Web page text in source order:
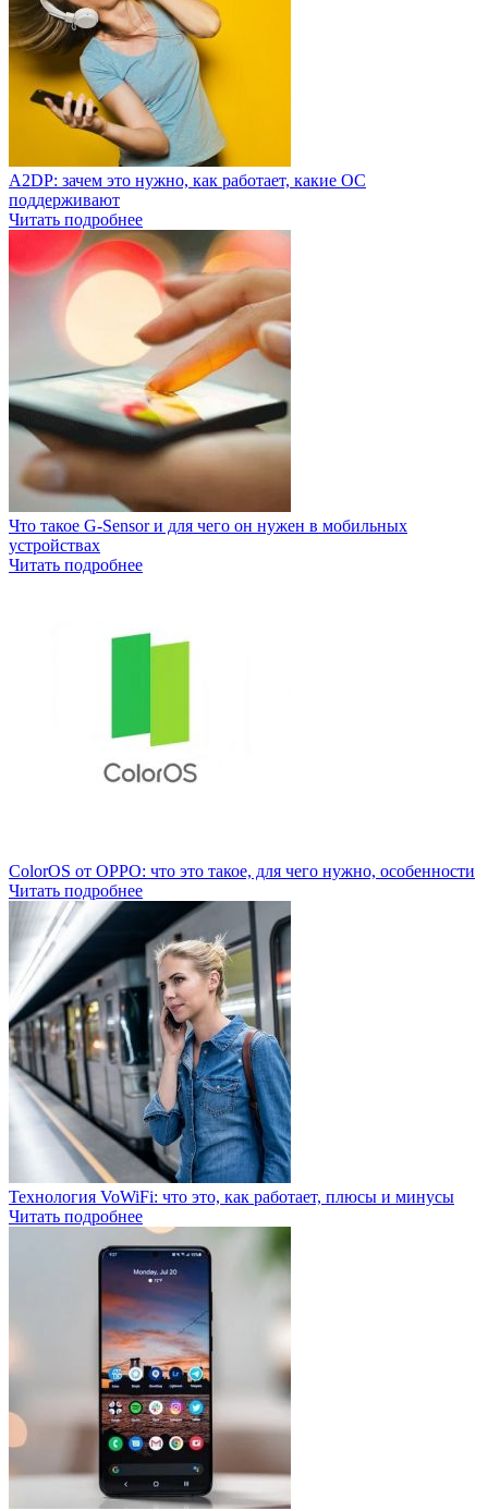
A2DP: зачем это нужно, как работает, какие ОС
поддерживают
Читать подробнее
Что такое G-Sensor и для чего он нужен в мобильных
устройствах
Читать подробнее
ColorOS от OPPO: что это такое, для чего нужно, особенности
Читать подробнее
Технология VoWiFi: что это, как работает, плюсы и минусы
Читать подробнее